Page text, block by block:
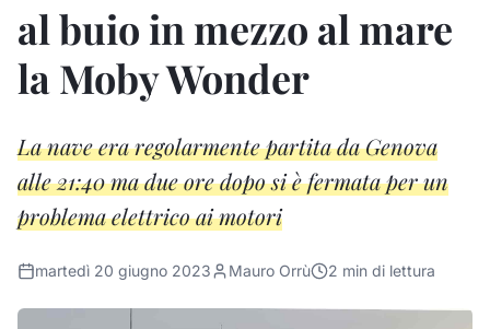
al buio in mezzo al mare
la Moby Wonder
La nave era regolarmente partita da Genova
alle 21:40 ma due ore dopo si è fermata per un
problema elettrico ai motori
martedì 20 giugno 2023 Mauro Orrù 2 min di lettura